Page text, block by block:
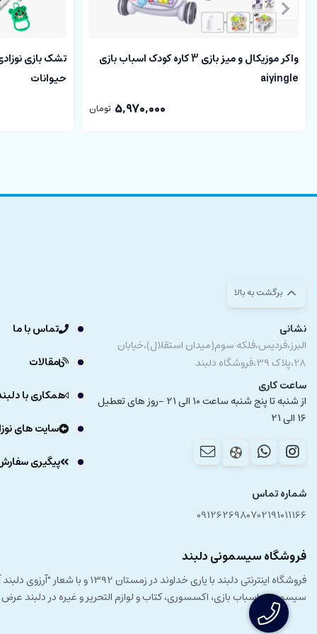
دارای آینه
دارای آویزهایی با طرح حیوانات
دارای ستون هلالی برای آویزان کردن آویزها بر روی تشک
دارای بسته بندی
چراغدار
دارای دکمه خاموش و روشن
اهداف آموزشیاسباب بازی های نوزاد
تقویت مهارت های حرکتی کودک
افزایش توانایی نگه داشتن
بهبود مهارت های تصویری کودک
تقویت مهارت های شنیداری
برانگیختن حس کنجکاوی کودک
تقویت بینایی کودک
آشنایی با اشکال مختلف
آشنایی با رنگ های مختلف
شکوفایی استعدادهای کودک
بهبود عملکرد و تقویت ذهن و تفکر کودک
واکر موزیکال و میز بازی 3 کاره کودک اسباب بازی
aiyingle
5,970,000 تومان
تشک بازی
حیوانات
برگشت به بالا
نشانی
البرز،فردیس،فلکه سوم(میدان استقلال)،خیابان
28،پلاک 39،فروشگاه دلبند
ساعت کاری
از شنبه تا پنج شنبه ساعت 10 الی 21 -روز های تعطیل
16 الی 21
شماره تماس
02191011166
09126269807
تماس با ما
مقالات
همکاری با
سایت های
پیگیری
فروشگاه سیسمونی دلبند
فروشگاه اینترنتی دلبند
سیسمونی، اسباب بازی، اکسسوری، کتاب و لوازم التحریر و غیره در دلبند عرض